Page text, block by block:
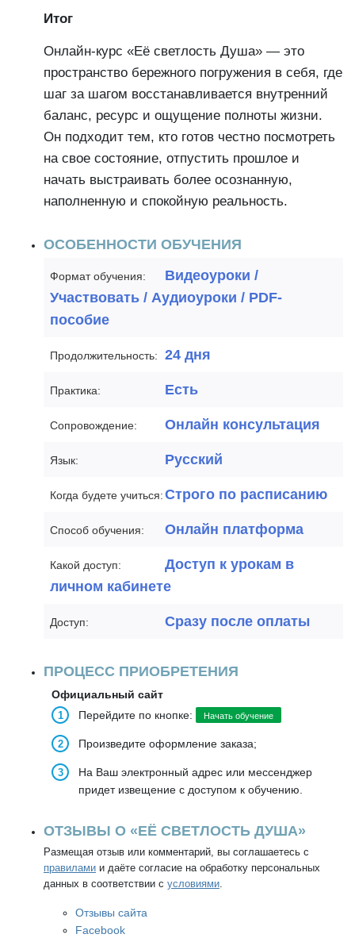
Итог
Онлайн-курс «Её светлость Душа» — это
пространство бережного погружения в себя, где
шаг за шагом восстанавливается внутренний
баланс, ресурс и ощущение полноты жизни.
Он подходит тем, кто готов честно посмотреть
на свое состояние, отпустить прошлое и
начать выстраивать более осознанную,
наполненную и спокойную реальность.
ОСОБЕННОСТИ ОБУЧЕНИЯ
Формат обучения:
Видеоуроки /
Участвовать / Аудиоуроки / PDF-
пособие
Продолжительность: 24 дня
Практика: Есть
Сопровождение: Онлайн консультация
Язык: Русский
Когда будете учиться:Строго по расписанию
Способ обучения: Онлайн платформа
Какой доступ:
Доступ к урокам в
личном кабинете
Доступ: Сразу после оплаты
ПРОЦЕСС ПРИОБРЕТЕНИЯ
Официальный сайт
Перейдите по кнопке:
Начать обучение
Произведите оформление заказа;
На Ваш электронный адрес или мессенджер
придет извещение с доступом к обучению.
ОТЗЫВЫ О «ЕЁ СВЕТЛОСТЬ ДУША»
Размещая отзыв или комментарий, вы соглашаетесь с
правилами и даёте согласие на обработку персональных
данных в соответствии с условиями.
Отзывы сайта
Facebook